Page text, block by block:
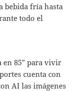
bebida fría hasta
todo el
en 85” para vivir
cuenta con
AI las imágenes